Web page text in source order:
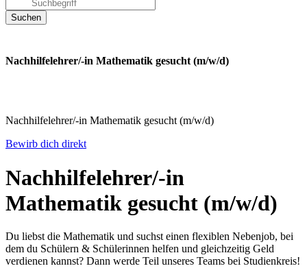
Nachhilfelehrer/-in Mathematik gesucht (m/w/d)
Nachhilfelehrer/-in Mathematik gesucht (m/w/d)
Bewirb dich direkt
Nachhilfelehrer/-in
Mathematik gesucht (m/w/d)
Du liebst die Mathematik und suchst einen flexiblen Nebenjob, bei
dem du Schülern & Schülerinnen helfen und gleichzeitig Geld
verdienen kannst? Dann werde Teil unseres Teams bei Studienkreis!